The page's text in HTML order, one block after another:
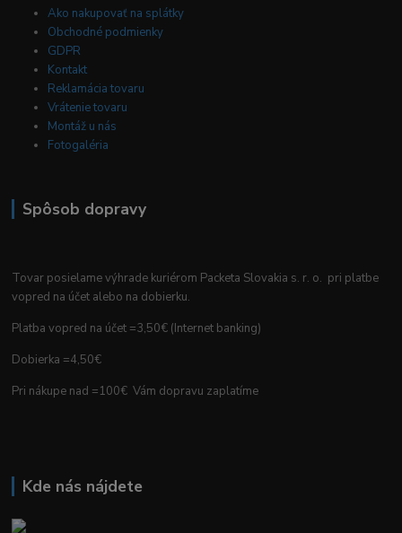
Ako nakupovať na splátky
Obchodné podmienky
GDPR
Kontakt
Reklamácia tovaru
Vrátenie tovaru
Montáž u nás
Fotogaléria
Spôsob dopravy
Tovar posielame výhrade kuriérom Packeta Slovakia s. r. o. pri platbe
vopred na účet alebo na dobierku.
Platba vopred na účet =3,50€ (Internet banking)
Dobierka =4,50€
Pri nákupe nad =100€ Vám dopravu zaplatíme
Kde nás nájdete